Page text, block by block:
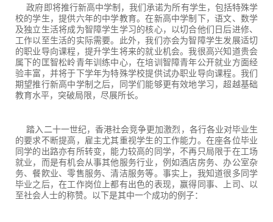
政府即将推行新高中学制，我们承诺为所有学生，包括特殊学
校的学生，提供六年的中学教育。在新高中学制下，语文、数学
及独立生活将成为智障学生学习的核心，以切合他们日后进修、
工作以至生活的实际需要。此外，我们亦会为智障学生发展适切
的职业导向课程，提升学生将来的就业机会。我很高兴知道贵会
属下的匡智松岭青年训练中心，在培训智障青年公开就业方面经
验丰富，并将于下学年为特殊学校提供试办职业导向课程。我们
期望推行新高中学制之后，同学们能够更有效地学习，超越基础
教育水平，突破局限，尽展所长。
踏入二十一世纪，香港社会竞争更加激烈，各行各业对毕业生
的要求不断提高，雇主尤其重视学生的工作能力。在座各位毕业
同学的出路亦有所转变，能力较高的同学，不再只局限于在工场
就业，而是有机会从事其他服务行业，例如酒店房务、办公室杂
务、餐飮业、零售服务、清洁服务等。事实上，我知道很多同学
毕业之后，在工作岗位上都有出色的表现，赢得同事、上司、以
至社会人士的称赞。以下是其中一个成功的例子：